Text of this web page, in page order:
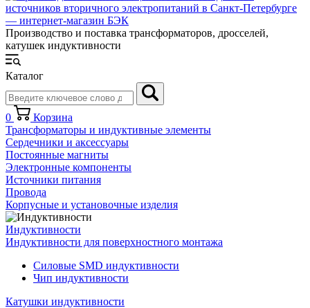
Производство и поставка трансформаторов, дросселей,
катушек индуктивности
Каталог
0
Корзина
Трансформаторы и индуктивные элементы
Сердечники и аксессуары
Постоянные магниты
Электронные компоненты
Источники питания
Провода
Корпусные и установочные изделия
Индуктивности
Индуктивности для поверхностного монтажа
Силовые SMD индуктивности
Чип индуктивности
Катушки индуктивности